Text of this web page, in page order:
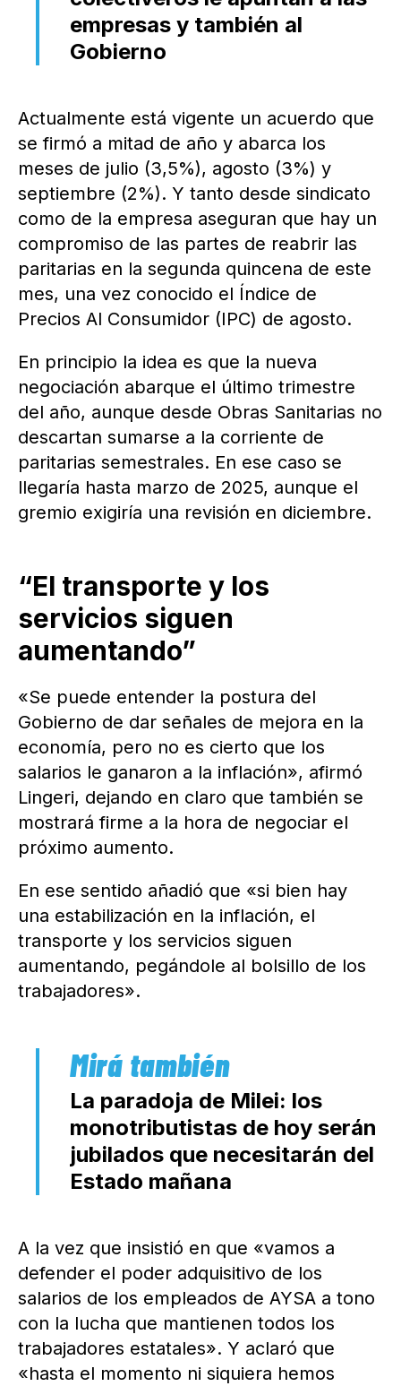
empresas y también al
Gobierno
Actualmente está vigente un acuerdo que
se firmó a mitad de año y abarca los
meses de julio (3,5%), agosto (3%) y
septiembre (2%). Y tanto desde sindicato
como de la empresa aseguran que hay un
compromiso de las partes de reabrir las
paritarias en la segunda quincena de este
mes, una vez conocido el Índice de
Precios Al Consumidor (IPC) de agosto.
En principio la idea es que la nueva
negociación abarque el último trimestre
del año, aunque desde Obras Sanitarias no
descartan sumarse a la corriente de
paritarias semestrales. En ese caso se
llegaría hasta marzo de 2025, aunque el
gremio exigiría una revisión en diciembre.
“El transporte y los
servicios siguen
aumentando”
«Se puede entender la postura del
Gobierno de dar señales de mejora en la
economía, pero no es cierto que los
salarios le ganaron a la inflación», afirmó
Lingeri, dejando en claro que también se
mostrará firme a la hora de negociar el
próximo aumento.
En ese sentido añadió que «si bien hay
una estabilización en la inflación, el
transporte y los servicios siguen
aumentando, pegándole al bolsillo de los
trabajadores».
La paradoja de Milei: los
monotributistas de hoy serán
jubilados que necesitarán del
Estado mañana
A la vez que insistió en que «vamos a
defender el poder adquisitivo de los
salarios de los empleados de AYSA a tono
con la lucha que mantienen todos los
trabajadores estatales». Y aclaró que
«hasta el momento ni siquiera hemos